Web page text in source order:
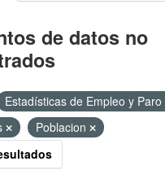
de datos no
Estadísticas de Empleo y Paro
Poblacion